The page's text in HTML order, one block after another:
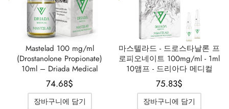
Mastelad 100 mg/ml
(Drostanolone Propionate)
10ml – Driada Medical
74.68$
장바구니에 담기
마스텔라드 - 드로스타날론 프
로피오네이트 100mg/ml - 1ml
10앰프 - 드리아다 메디컬
75.83$
장바구니에 담기